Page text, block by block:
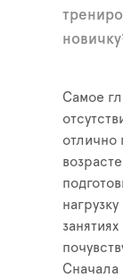
Самое
отлично
Сначала